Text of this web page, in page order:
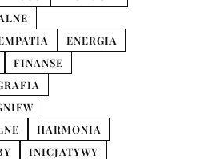
ENERGIA
FINANSE
HARMONIA
INICJATYWY